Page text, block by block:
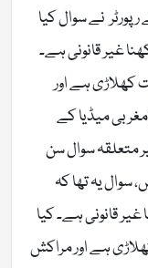
نے سوال کیا
غیر قانونی ہے۔
کھلاڑی ہے اور
میڈیا کے
متعلقہ سوال سن
سوال یہ تھا کہ
قانونی ہے۔ کیا
ہے اور مراکش